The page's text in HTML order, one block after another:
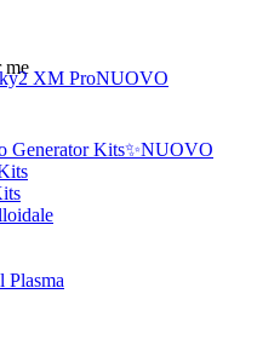
me
XM ProNUOVO
Generator Kits✨NUOVO
Plasma